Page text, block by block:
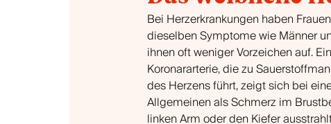
Bei Herzerkrankungen haben
dieselben Symptome wie Männer
ihnen oft weniger Vorzeichen auf.
Koronararterie, die zu
des Herzens führt, zeigt sich bei
Allgemeinen als Schmerz im
linken Arm oder den Kiefer